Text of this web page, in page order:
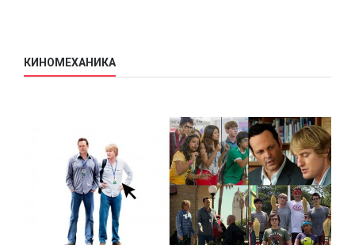
КИНОМЕХАНИКА